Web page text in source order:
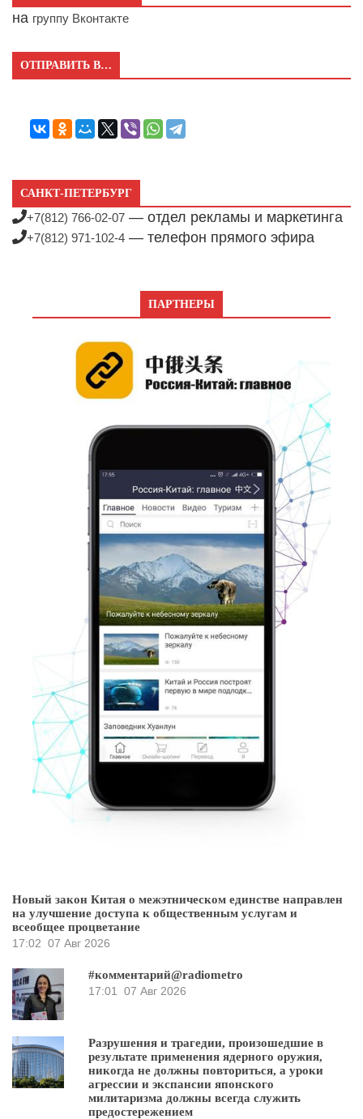
на группу Вконтакте
ОТПРАВИТЬ В…
САНКТ-ПЕТЕРБУРГ
+7(812) 766-02-07 — отдел рекламы и маркетинга
+7(812) 971-102-4 — телефон прямого эфира
ПАРТНЕРЫ
Новый закон Китая о межэтническом единстве направлен
на улучшение доступа к общественным услугам и
всеобщее процветание
17:02 07 Авг 2026
#комментарий@radiometro
17:01
07 Авг 2026
Разрушения и трагедии, произошедшие в
результате применения ядерного оружия,
никогда не должны повториться, а уроки
агрессии и экспансии японского
милитаризма должны всегда служить
предостережением